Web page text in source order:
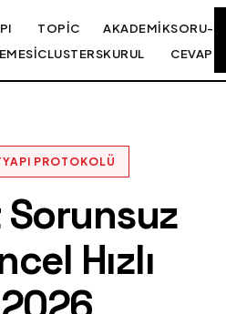
TOPIC
CLUSTERS
AKADEMIK
KURUL
SORU-
CEVAP
PROTOKOLÜ
Hızlı